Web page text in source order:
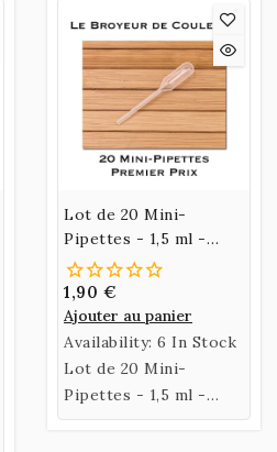
travail de brunissage
de la feuille d'or.
pour la feuille d'or, du
papier cristal.
Lot de 20 Mini-
Pipettes - 1,5 ml -
Premier Prix
1,90 €
Ajouter au panier
Availability: 6 In Stock
Lot de 20 Mini-
Pipettes - 1,5 ml -
6,5 Cm - Premier Prix